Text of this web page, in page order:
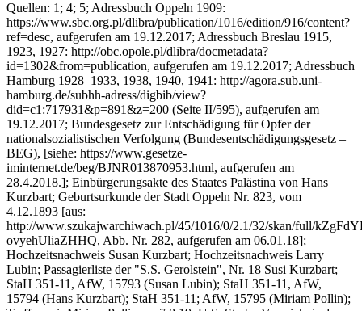
Quellen: 1; 4; 5; Adressbuch Oppeln 1909:
https://www.sbc.org.pl/dlibra/publication/1016/edition/916/content?
ref=desc, aufgerufen am 19.12.2017; Adressbuch Breslau 1915,
1923, 1927: http://obc.opole.pl/dlibra/docmetadata?
id=1302&from=publication, aufgerufen am 19.12.2017; Adressbuch
Hamburg 1928–1933, 1938, 1940, 1941: http://agora.sub.uni-
hamburg.de/subhh-adress/digbib/view?
did=c1:717931&p=891&z=200 (Seite II/595), aufgerufen am
19.12.2017; Bundesgesetz zur Entschädigung für Opfer der
nationalsozialistischen Verfolgung (Bundesentschädigungsgesetz –
BEG), [siehe: https://www.gesetze-
iminternet.de/beg/BJNR013870953.html, aufgerufen am
28.4.2018.]; Einbürgerungsakte des Staates Palästina von Hans
Kurzbart; Geburtsurkunde der Stadt Oppeln Nr. 823, vom
4.12.1893 [aus:
http://www.szukajwarchiwach.pl/45/1016/0/2.1/32/skan/full/
ovyehUliaZHHQ, Abb. Nr. 282, aufgerufen am 06.01.18];
Hochzeitsnachweis Susan Kurzbart; Hochzeitsnachweis Larry
Lubin; Passagierliste der "S.S. Gerolstein", Nr. 18 Susi Kurzbart;
StaH 351-11, AfW, 15793 (Susan Lubin); StaH 351-11, AfW,
15794 (Hans Kurzbart); StaH 351-11; AfW, 15795 (Miriam Pollin);